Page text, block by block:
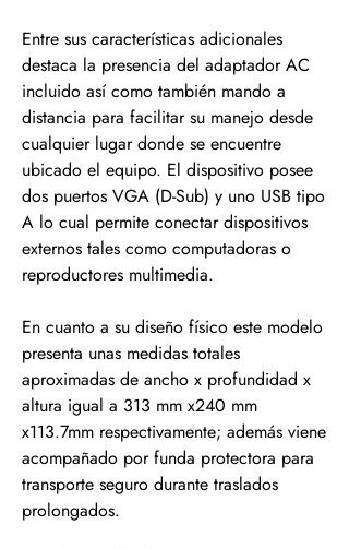
Entre sus características adicionales
destaca la presencia del adaptador AC
incluido así como también mando a
distancia para facilitar su manejo desde
cualquier lugar donde se encuentre
ubicado el equipo. El dispositivo posee
dos puertos VGA (D-Sub) y uno USB tipo
A lo cual permite conectar dispositivos
externos tales como computadoras o
reproductores multimedia.
En cuanto a su diseño físico este modelo
presenta unas medidas totales
aproximadas de ancho x profundidad x
altura igual a 313 mm x240 mm
x113.7mm respectivamente; además viene
acompañado por funda protectora para
transporte seguro durante traslados
prolongados.